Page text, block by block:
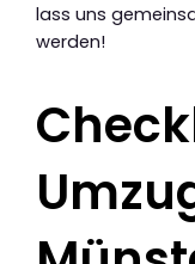
lass uns
werden!